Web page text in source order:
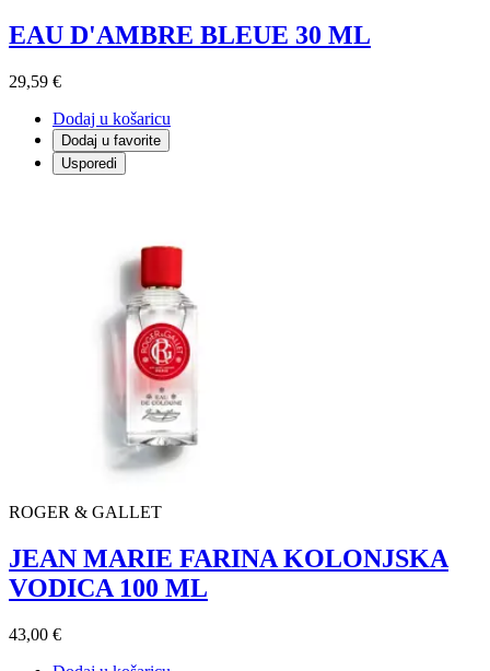
EAU D'AMBRE BLEUE 30 ML
29,59 €
Dodaj u košaricu
Dodaj u favorite
Usporedi
ROGER & GALLET
JEAN MARIE FARINA KOLONJSKA
VODICA 100 ML
43,00 €